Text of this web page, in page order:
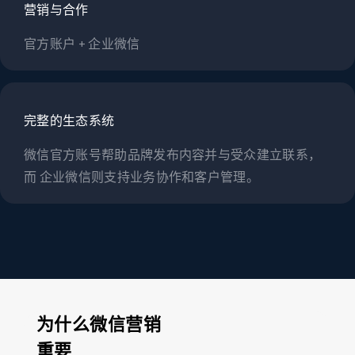
营销与合作
官方账户 + 企业微信
完整的生态系统
微信官方账号帮助品牌发布内容并与受众建立联系，
而 企业微信则支持业务协作和客户管理。
为什么微信营销
重要